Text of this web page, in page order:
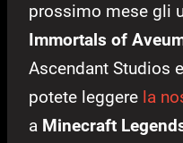
prossimo mese gli
Immortals of
Ascendant Studios
potete leggere la
a Minecraft